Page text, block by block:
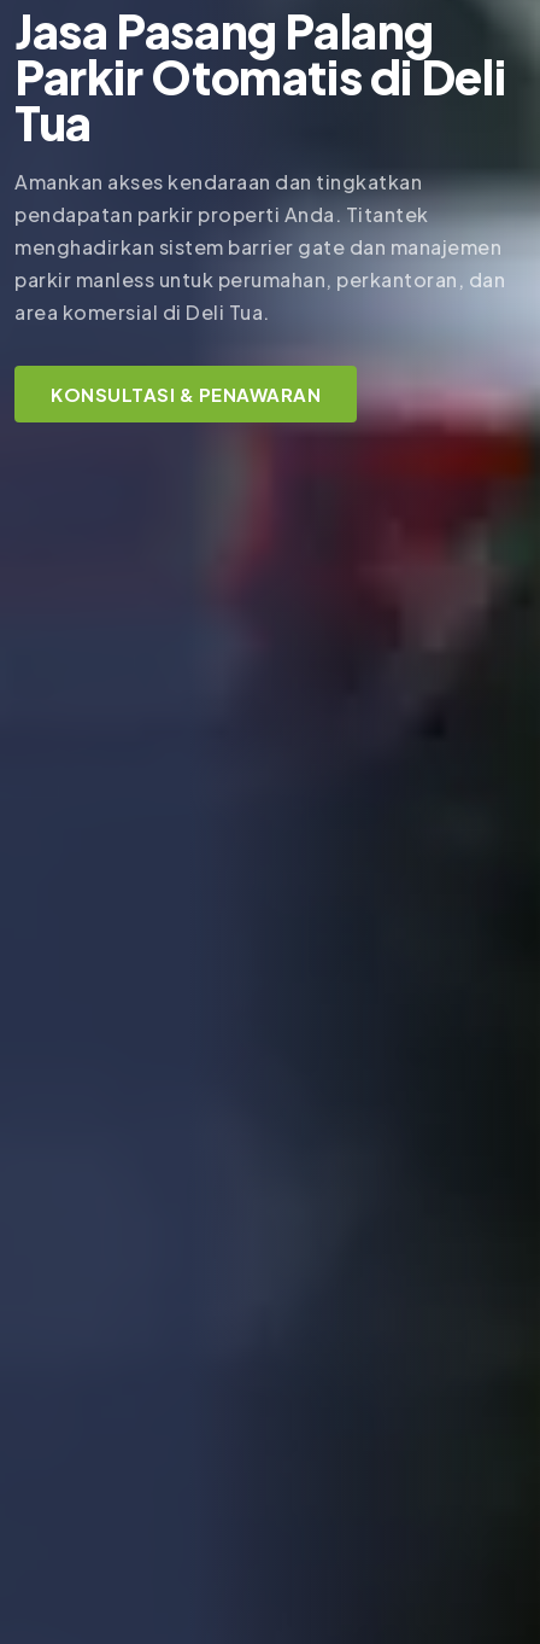
Jasa Pasang Palang
Parkir Otomatis diDeli
Tua
Amankan akses kendaraan dan tingkatkan
pendapatan parkir properti Anda. Titantek
menghadirkan sistem barrier gate dan manajemen
parkir manless untuk perumahan, perkantoran, dan
area komersial di Deli Tua.
KONSULTASI & PENAWARAN